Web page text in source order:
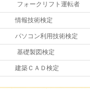
フォークリフト運転者
情報技術検定
パソコン利用技術検定
基礎製図検定
建築ＣＡＤ検定